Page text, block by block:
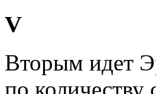
V
Вторым идет